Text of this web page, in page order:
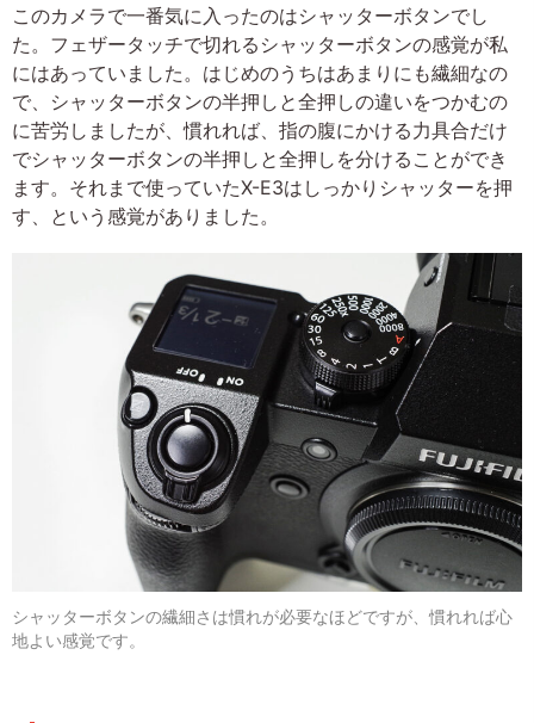
このカメラで一番気に入ったのはシャッターボタンでし
た。フェザータッチで切れるシャッターボタンの感覚が私
にはあっていました。はじめのうちはあまりにも繊細なの
で、シャッターボタンの半押しと全押しの違いをつかむの
に苦労しましたが、慣れれば、指の腹にかける力具合だけ
でシャッターボタンの半押しと全押しを分けることができ
ます。それまで使っていたX-E3はしっかりシャッターを押
す、という感覚がありました。
シャッターボタンの繊細さは慣れが必要なほどですが、慣れれば心
地よい感覚です。